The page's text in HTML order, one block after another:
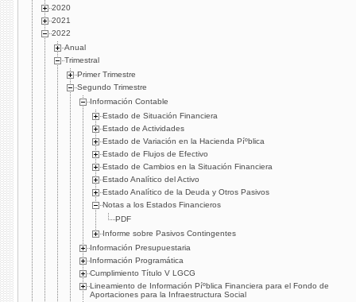
2020
2021
2022
Anual
Trimestral
Primer Trimestre
Segundo Trimestre
Información Contable
Estado de Situación Financiera
Estado de Actividades
Estado de Variación en la Hacienda Píºblica
Estado de Flujos de Efectivo
Estado de Cambios en la Situación Financiera
Estado Analí­tico del Activo
Estado Analí­tico de la Deuda y Otros Pasivos
Notas a los Estados Financieros
PDF
Informe sobre Pasivos Contingentes
Información Presupuestaria
Información Programática
Cumplimiento Tí­tulo V LGCG
Lineamiento de Información Píºblica Financiera para el Fondo de
Aportaciones para la Infraestructura Social